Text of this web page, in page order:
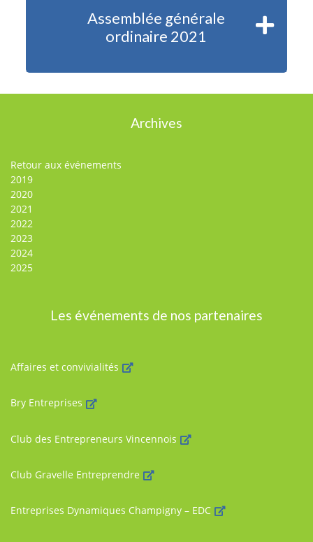
Assemblée générale
ordinaire 2021
Archives
Retour aux événements
2019
2020
2021
2022
2023
2024
2025
Les événements de nos partenaires
Affaires et convivialités
Bry Entreprises
Club des Entrepreneurs Vincennois
Club Gravelle Entreprendre
Entreprises Dynamiques Champigny – EDC